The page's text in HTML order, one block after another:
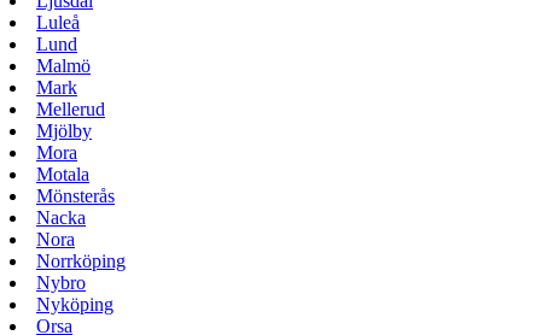
Luleå
Lund
Malmö
Mark
Mellerud
Mjölby
Mora
Motala
Mönsterås
Nacka
Nora
Norrköping
Nybro
Nyköping
Orsa